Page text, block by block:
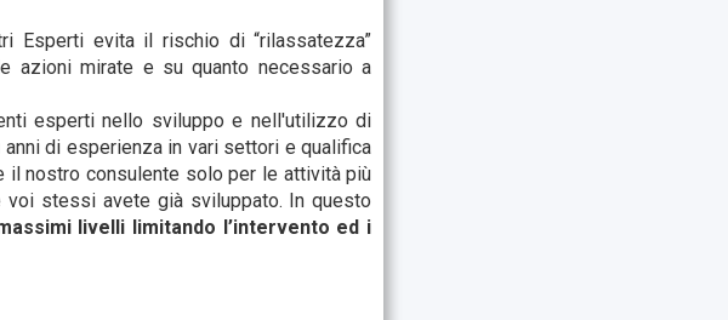
Esperti evita il rischio di “rilassatezza”
azioni mirate e su quanto necessario a
esperti nello sviluppo e nell'utilizzo di
di esperienza in vari settori e qualifica
il nostro consulente solo per le attività più
stessi avete già sviluppato. In questo
livelli limitando l’intervento ed i